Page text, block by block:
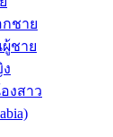
ชาย
ชาย
งสาว